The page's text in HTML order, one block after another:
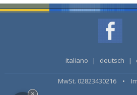
italiano | deutsch |
MwSt. 02823430216 •